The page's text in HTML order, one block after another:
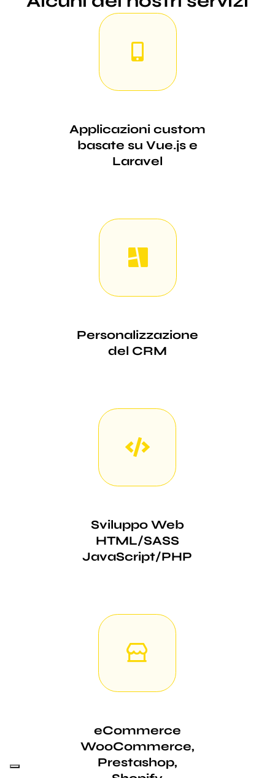
Applicazioni custom
basate su Vue.js e
Laravel
Personalizzazione
del CRM
Sviluppo Web
HTML/SASS
JavaScript/PHP
eCommerce
WooCommerce,
Prestashop,